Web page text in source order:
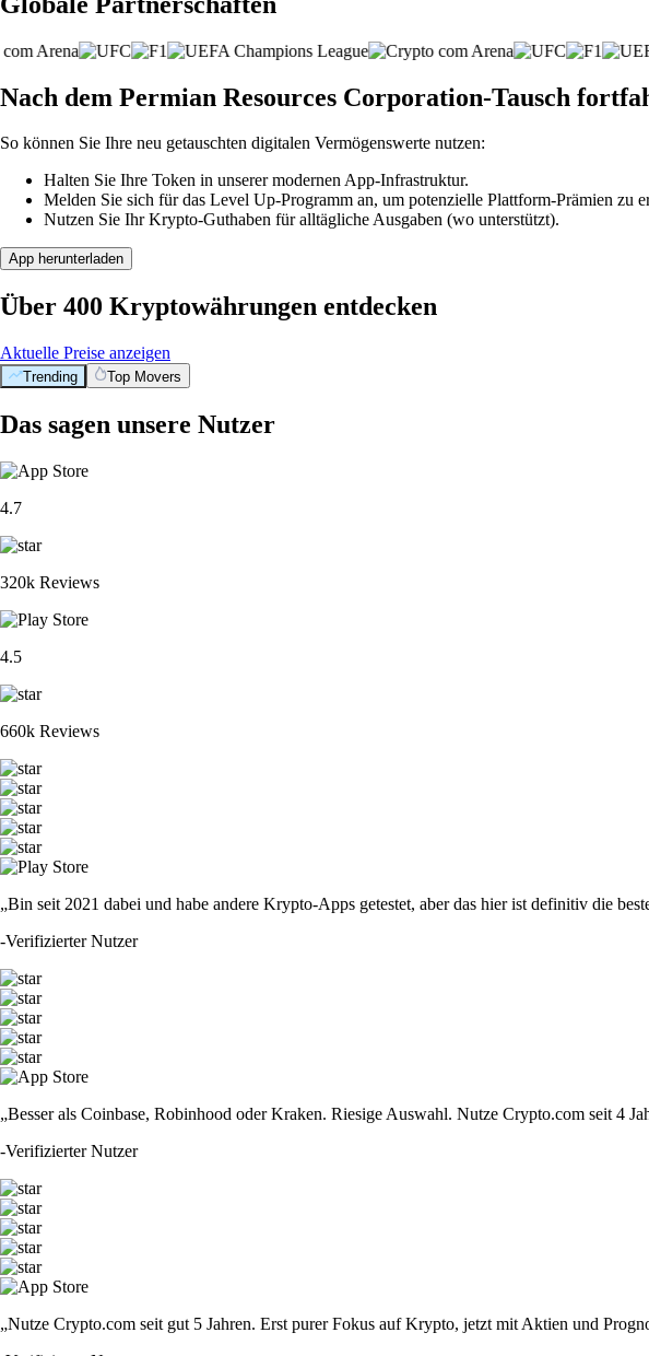
Nach dem Permian Resources Corporation-Tausch
So können Sie Ihre neu getauschten digitalen Vermögenswerte nutzen:
Halten Sie Ihre Token in unserer modernen App-Infrastruktur.
Melden Sie sich für das Level Up-Programm an, um potenzielle Plattform-Prämien zu
Nutzen Sie Ihr Krypto-Guthaben für alltägliche Ausgaben (wo unterstützt).
App herunterladen
Über 400 Kryptowährungen entdecken
Aktuelle Preise anzeigen
Trending Top Movers
Das sagen unsere Nutzer
4.7
320k Reviews
4.5
660k Reviews
„Bin seit 2021 dabei und habe andere Krypto-Apps getestet, aber das hier ist definitiv die
-Verifizierter Nutzer
„Besser als Coinbase, Robinhood oder Kraken. Riesige Auswahl. Nutze Crypto.com seit 4
-Verifizierter Nutzer
„Nutze Crypto.com seit gut 5 Jahren. Erst purer Fokus auf Krypto, jetzt mit Aktien und